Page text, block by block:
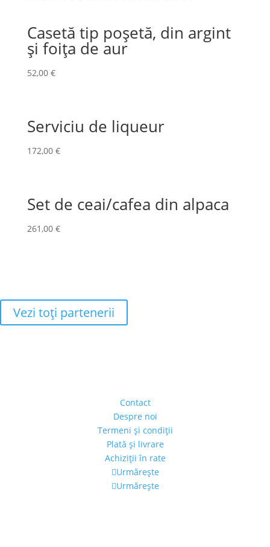
Casetă tip poșetă, din argint
și foița de aur
52,00 €
Serviciu de liqueur
172,00 €
Set de ceai/cafea din alpaca
261,00 €
Vezi toţi partenerii
Contact
Despre noi
Termeni şi condiţii
Plată şi livrare
Achiziţii în rate
Urmărește
Urmărește